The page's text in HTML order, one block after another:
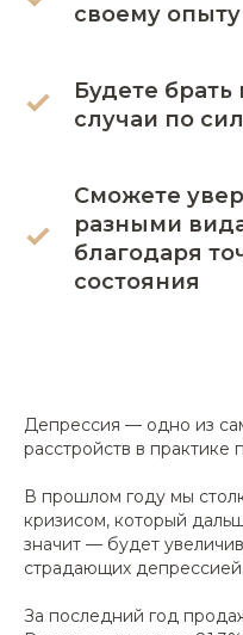
своему
Будете брать
случаи по
Сможете
разными
благодаря
состояния
Депрессия — одно из
расстройств в практике
В прошлом году мы
кризисом, который
значит — будет
страдающих депрессией.
За последний год